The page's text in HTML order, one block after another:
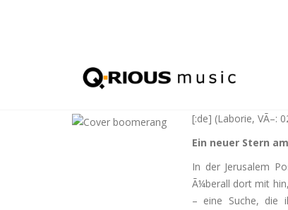
[:de] (Laborie, VÃ–:
Ein neuer Stern
In der Jerusalem
Ã¼berall dort mit
– eine Suche, die